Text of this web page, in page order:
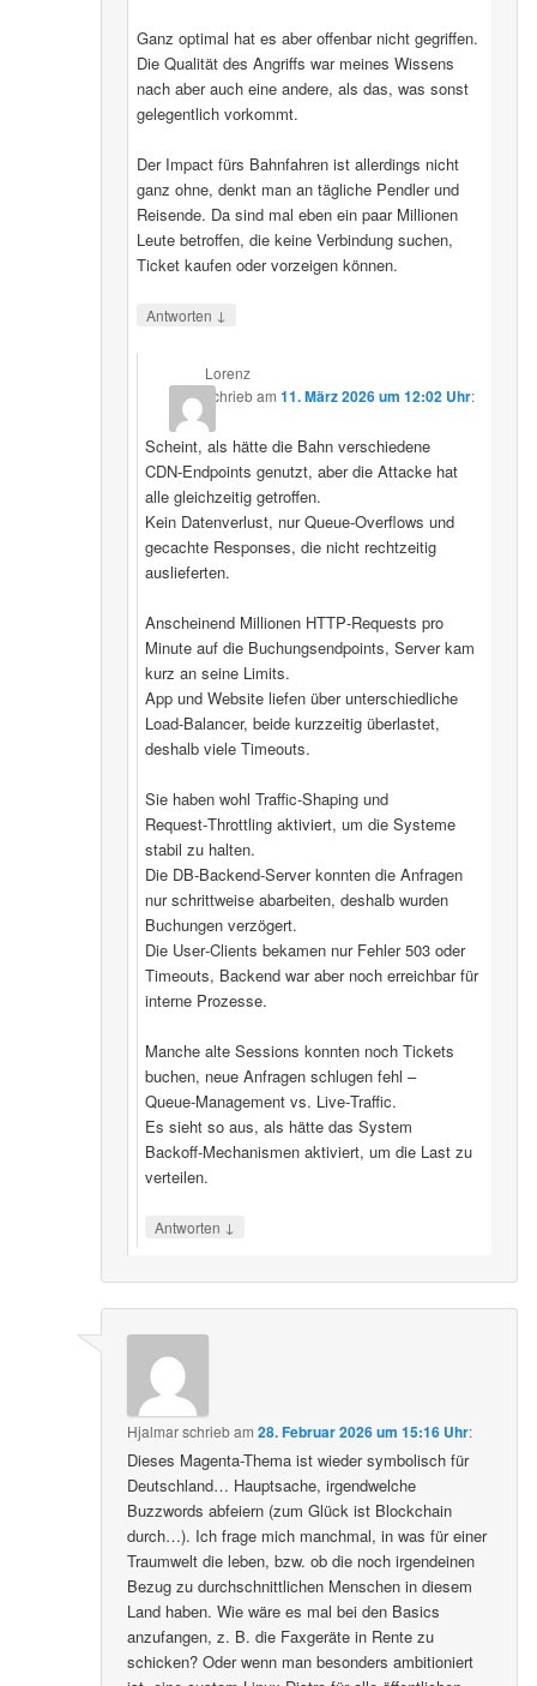
Ganz optimal hat es aber offenbar nicht gegriffen.
Die Qualität des Angriffs war meines Wissens
nach aber auch eine andere, als das, was sonst
gelegentlich vorkommt.
Der Impact fürs Bahnfahren ist allerdings nicht
ganz ohne, denkt man an tägliche Pendler und
Reisende. Da sind mal eben ein paar Millionen
Leute betroffen, die keine Verbindung suchen,
Ticket kaufen oder vorzeigen können.
Antworten ↓
Lorenz
schriebam11. März 2026 um 12:02 Uhr:
Scheint, als hätte die Bahn verschiedene
CDN‑Endpoints genutzt, aber die Attacke hat
alle gleichzeitig getroffen.
Kein Datenverlust, nur Queue‑Overflows und
gecachte Responses, die nicht rechtzeitig
auslieferten.
Anscheinend Millionen HTTP‑Requests pro
Minute auf die Buchungsendpoints, Server kam
kurz an seine Limits.
App und Website liefen über unterschiedliche
Load‑Balancer, beide kurzzeitig überlastet,
deshalb viele Timeouts.
Sie haben wohl Traffic‑Shaping und
Request‑Throttling aktiviert, um die Systeme
stabil zu halten.
Die DB‑Backend-Server konnten die Anfragen
nur schrittweise abarbeiten, deshalb wurden
Buchungen verzögert.
Die User‑Clients bekamen nur Fehler 503 oder
Timeouts, Backend war aber noch erreichbar für
interne Prozesse.
Manche alte Sessions konnten noch Tickets
buchen, neue Anfragen schlugen fehl –
Queue‑Management vs. Live‑Traffic.
Es sieht so aus, als hätte das System
Backoff‑Mechanismen aktiviert, um die Last zu
verteilen.
Antworten ↓
Hjalmarschriebam28. Februar 2026 um 15:16 Uhr:
Dieses Magenta-Thema ist wieder symbolisch für
Deutschland… Hauptsache, irgendwelche
Buzzwords abfeiern (zum Glück ist Blockchain
durch…). Ich frage mich manchmal, in was für einer
Traumwelt die leben, bzw. ob die noch irgendeinen
Bezug zu durchschnittlichen Menschen in diesem
Land haben. Wie wäre es mal bei den Basics
anzufangen, z. B. die Faxgeräte in Rente zu
schicken? Oder wenn man besonders ambitioniert